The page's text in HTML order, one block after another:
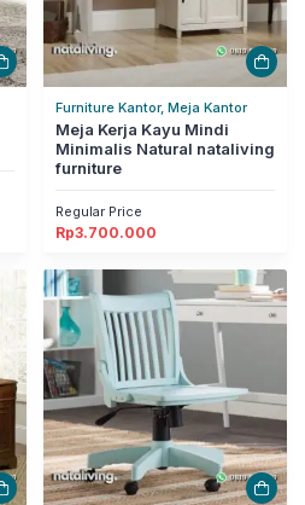
Furniture Kantor, Meja Kantor
Meja Kerja Kayu Mindi
Minimalis Natural nataliving
furniture
Regular Price
Rp3.700.000